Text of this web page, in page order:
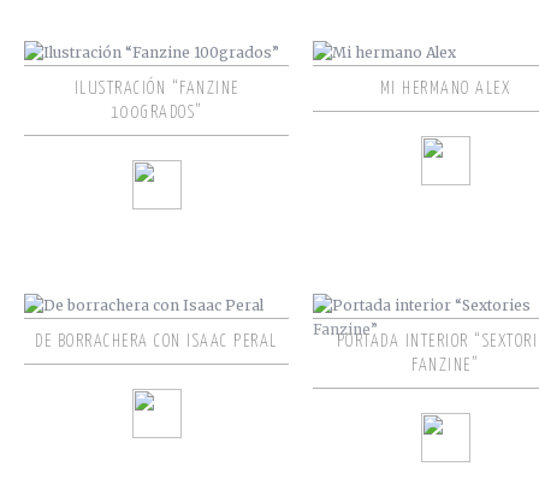
ILUSTRACIÓN “FANZINE
100GRADOS”
MI HERMANO ALEX
DE BORRACHERA CON ISAAC PERAL
PORTADA INTERIOR
FANZINE”